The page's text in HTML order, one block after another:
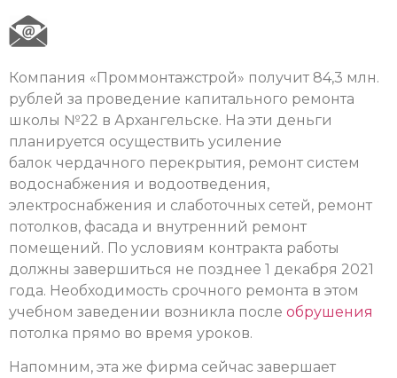
Компания «Проммонтажстрой» получит 84,3 млн.
рублей за проведение капитального ремонта
школы №22 в Архангельске. На эти деньги
планируется осуществить усиление
балок чердачного перекрытия, ремонт систем
водоснабжения и водоотведения,
электроснабжения и слаботочных сетей, ремонт
потолков, фасада и внутренний ремонт
помещений. По условиям контракта работы
должны завершиться не позднее 1 декабря 2021
года. Необходимость срочного ремонта в этом
учебном заведении возникла после обрушения
потолка прямо во время уроков.
Напомним, эта же фирма сейчас завершает